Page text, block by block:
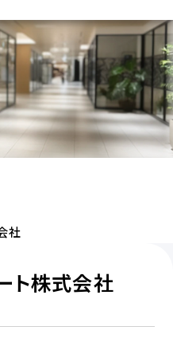
社
ト株式会社